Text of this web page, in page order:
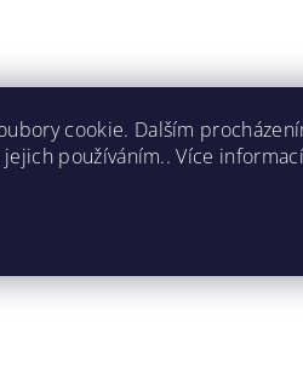
cookie. Dalším
jejich používáním.. Více